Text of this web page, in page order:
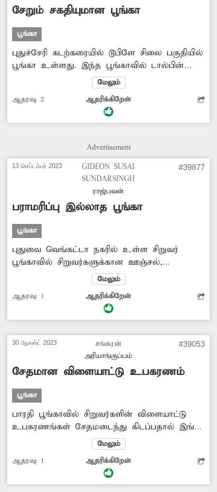
சேறும் சகதியுமான பூங்கா
பூங்கா
புதுச்சேரி கடற்கரையில் டூபிளே சிலை பகுதியில்
பூங்கா உள்ளது. இந்த பூங்காவில் டால்பின்
சிலை பகுதியில் உள்ள மேடை பகுதியில்
உள்ள பள்ளத்தில் மழைநீர்தேங்கி சேறும்
சகதியுமாக மாறியுள்ளது. இதனால் அந்த
பகுதியில் சிறுவர்கள் விளையாட முடியாமல்
தேங்காத வகையில் அதிகாரிகள் நடவடிக்கை
மேலும்
ஆதரவு: 2 ஆதரிக்கிறேன்
Advertisement
13 செப்டம்பர் 2023
GIDEON SUSAI
SUNDARSINGH
ராஜ்பவன்
#39877
பராமரிப்பு இல்லாத பூங்கா
பூங்கா
புதுவை வெங்கட்டா நகரில் உள்ள சிறுவர்
பூங்காவில் சிறுவர்களுக்கான ஊஞ்சல்,
சறுக்குமரம் உள்ளிட்ட விளையாட்டு
உபகரணங்கள் சேதமடைந்து உள்ளன. எனவே
பூங்காவை சீரமைத்து புதுப்பிக்க வேண்டும்.
மேலும்
ஆதரவு: 1 ஆதரிக்கிறேன்
30 ஆகஸ்ட் 2023
சங்கரன்
அரியாங்குப்பம்
#39053
சேதமான விளையாட்டு உபகரணம்
பூங்கா
பாரதி பூங்காவில் சிறுவர்களின் விளையாட்டு
உபகரணங்கள் சேதமடைந்து கிடப்பதால் இங்கு
வரும் சிறுவர்கள் விளையாட முடியாமல்
ஏமாற்றம் அடைகின்றனர். எனவே, விளையாட்டு
உபகரணங்கள் சரிசெய்யப்படுமா?-
மேலும்
ஆதரவு: 1 ஆதரிக்கிறேன்